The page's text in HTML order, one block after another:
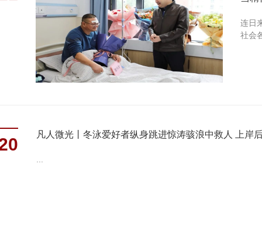
连日
社会
凡人微光丨冬泳爱好者纵身跳进惊涛骇浪中救人 上岸